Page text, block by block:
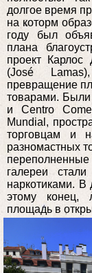
долгое время
на которм
году был
плана
проект
(José
превращение
товарами. Были
и Centro
Mundial,
торговцам и
разномастных
галереи
наркотиками. В
этому конец,
площадь в